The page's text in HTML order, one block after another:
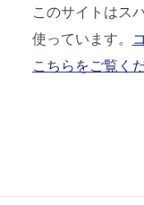
このサイトはス
使っています。
こちらをご覧く